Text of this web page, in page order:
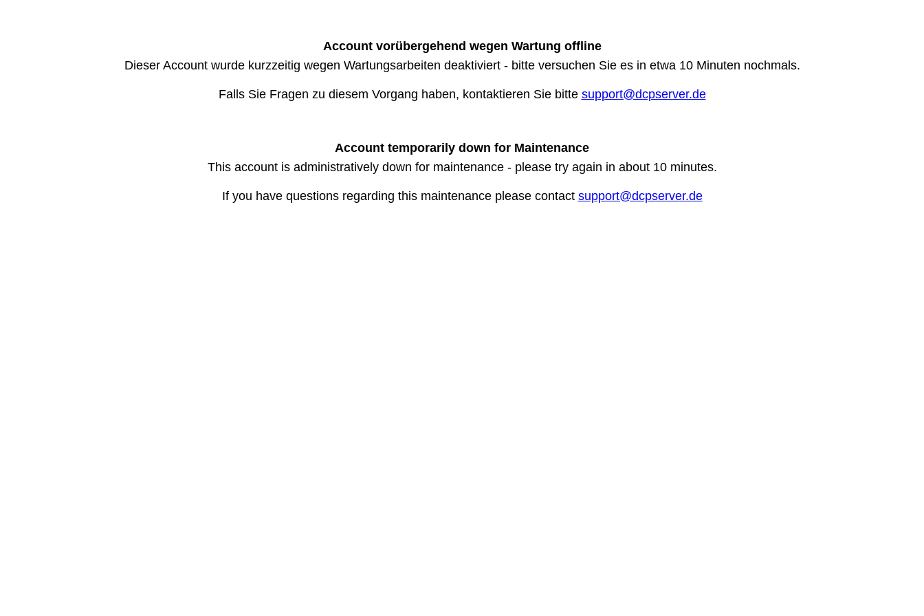
Account vorübergehend wegen Wartung offline
Dieser Account wurde kurzzeitig wegen Wartungsarbeiten deaktiviert - bitte versuchen Sie es in etwa 10 Minuten nochmals.
Falls Sie Fragen zu diesem Vorgang haben, kontaktieren Sie bitte support@dcpserver.de
Account temporarily down for Maintenance
This account is administratively down for maintenance - please try again in about 10 minutes.
If you have questions regarding this maintenance please contact support@dcpserver.de